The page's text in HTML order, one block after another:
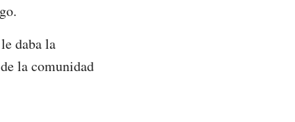
daba la
la comunidad